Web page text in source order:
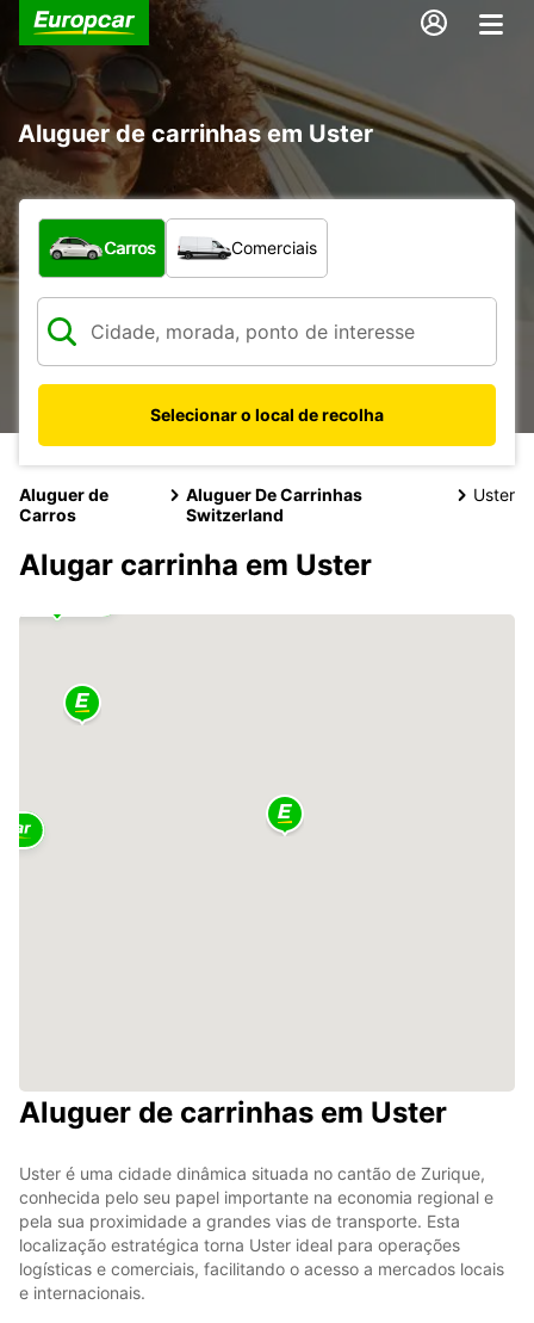
Aluguer de carrinhas em Uster
Que tipo de veículo pretende?
Carros Comerciais
Selecionar o local de recolha
Aluguer de
Carros
Aluguer De Carrinhas
Switzerland
Uster
Alugar carrinha em Uster
Aluguer de carrinhas em Uster
Uster é uma cidade dinâmica situada no cantão de Zurique,
conhecida pelo seu papel importante na economia regional e
pela sua proximidade a grandes vias de transporte. Esta
localização estratégica torna Uster ideal para operações
logísticas e comerciais, facilitando o acesso a mercados locais
e internacionais.